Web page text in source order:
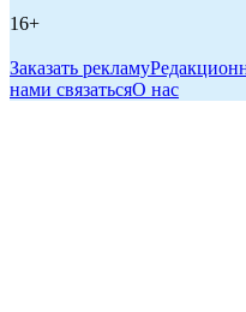
16+
Заказать рекламу
нами связатьсяО нас